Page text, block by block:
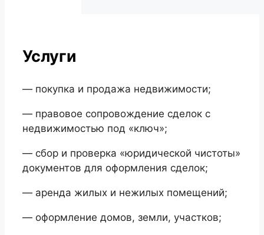
Услуги
— покупка и продажа недвижимости;
— правовое сопровождение сделок с
недвижимостью под «ключ»;
— сбор и проверка «юридической чистоты»
документов для оформления сделок;
— аренда жилых и нежилых помещений;
— оформление домов, земли, участков;